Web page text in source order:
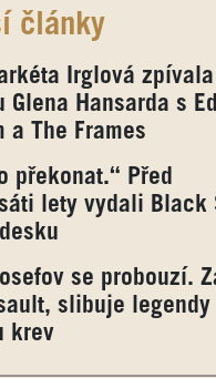
články
Irglová zpívala
Glena Hansarda s
a The Frames
překonat.“ Před
lety vydali Black
se probouzí.
slibuje legendy
krev